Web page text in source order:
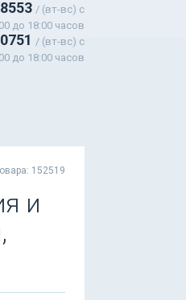
/ (вт-вс) c
до 18:00 часов
/ (вт-вс) с
до 18:00 часов
152519
и